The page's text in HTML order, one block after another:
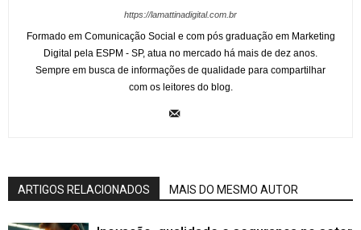
https://lamattinadigital.com.br
Formado em Comunicação Social e com pós graduação em Marketing
Digital pela ESPM - SP, atua no mercado há mais de dez anos.
Sempre em busca de informações de qualidade para compartilhar
com os leitores do blog.
ARTIGOS RELACIONADOS MAIS DO MESMO AUTOR